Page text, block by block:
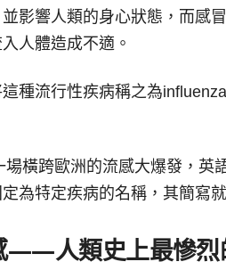
影響人類的身心狀態，而感
人體造成不適。
種流行性疾病稱之為
場橫跨歐洲的流感大爆發，英
為特定疾病的名稱，其簡寫
——人類史上最慘烈